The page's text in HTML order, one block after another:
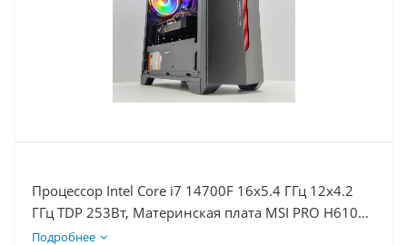
Процессор Intel Core i7 14700F 16x5.4 ГГц 12x4.2
ГГц TDP 253Вт, Материнская плата MSI PRO H610M-
E, Видеокарта RTX 4060 8Гб, Память DDR4 32Gb,
Подробнее